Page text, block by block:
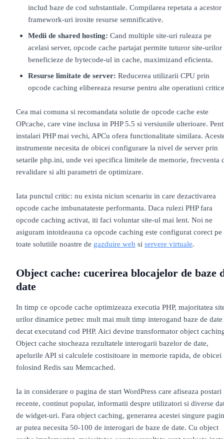
includ baze de cod substantiale. Compilarea repetata a acestor
framework-uri irosite resurse semnificative.
Medii de shared hosting: Cand multiple site-uri ruleaza pe
acelasi server, opcode cache partajat permite tuturor site-urilor
beneficieze de bytecode-ul in cache, maximizand eficienta.
Resurse limitate de server: Reducerea utilizarii CPU prin
opcode caching elibereaza resurse pentru alte operatiuni
Cea mai comuna si recomandata solutie de opcode cache este
OPcache, care vine inclusa in PHP 5.5 si versiunile ulterioare.
instalari PHP mai vechi, APCu ofera functionalitate similara.
instrumente necesita de obicei configurare la nivel de server prin
setarile php.ini, unde vei specifica limitele de memorie, frecventa
revalidare si alti parametri de optimizare.
Iata punctul critic: nu exista niciun scenariu in care dezactivarea
opcode cache imbunatateste performanta. Daca rulezi PHP fara
opcode caching activat, iti faci voluntar site-ul mai lent. Noi ne
asiguram intotdeauna ca opcode caching este configurat corect pe
toate solutiile noastre de gazduire web si servere virtuale.
Object cache: cucerirea blocajelor de baze
date
In timp ce opcode cache optimizeaza executia PHP, majoritatea
urilor dinamice petrec mult mai mult timp interogand baze de date
decat executand cod PHP. Aici devine transformator object
Object cache stocheaza rezultatele interogarii bazelor de date,
apelurile API si calculele costisitoare in memorie rapida, de obicei
folosind Redis sau Memcached.
Ia in considerare o pagina de start WordPress care afiseaza postari
recente, continut popular, informatii despre utilizatori si diverse
de widget-uri. Fara object caching, generarea acestei singure
ar putea necesita 50-100 de interogari de baze de date. Cu object